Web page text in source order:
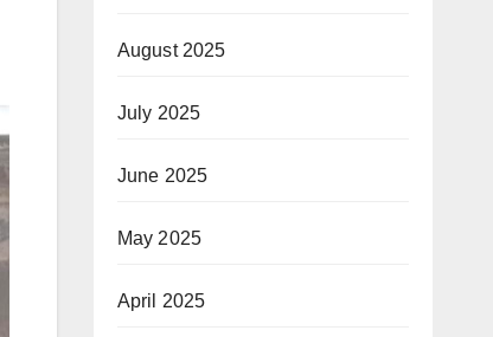
August 2025
July 2025
June 2025
May 2025
April 2025